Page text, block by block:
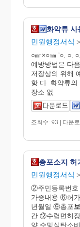
화약류 사
민원행정서식 >
○㎜×○㎜ ’○. ○.
예방방법은 다
저장상의 위해
항 다. 화약류
장소 없
조회수: 93 | 다운
총포소지 허
민원행정서식 >
②주민등록번
가증내용 ⑥허
년월일 ⑨총포
간 ⑫수렵면허
양 수및실탄소